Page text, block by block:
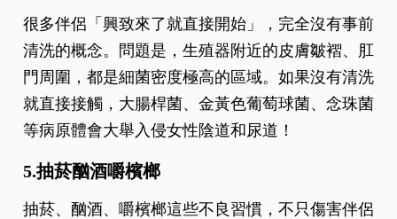
很多伴侶「興致來了就直接開始」，完全沒有事前
清洗的概念。 問題是，生殖器附近的皮膚皺褶、肛
門周圍，都是細菌密度極高的區域。如果沒有清洗
就直接接觸，大腸桿菌、金黃色葡萄球菌、念珠菌
等病原體會大舉入侵女性陰道和尿道！
5.抽菸酗酒嚼檳榔
抽菸、酗酒、嚼檳榔這些不良習慣，不只傷害伴侶